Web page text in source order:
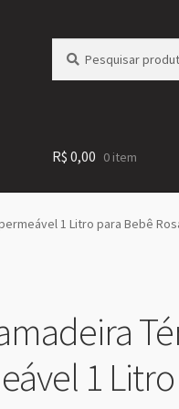
por:
R$ 0,00 0 item
1 Litro para Bebê
1